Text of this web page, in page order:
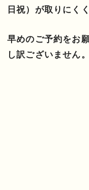
日祝）が取りにく
早めのご予約をお
し訳ございません。